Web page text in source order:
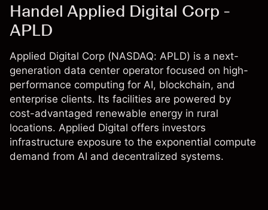
Handel Applied Digital Corp -
APLD
Applied Digital Corp (NASDAQ: APLD) is a next-
generation data center operator focused on high-
performance computing for AI, blockchain, and
enterprise clients. Its facilities are powered by
cost-advantaged renewable energy in rural
locations. Applied Digital offers investors
infrastructure exposure to the exponential compute
demand from AI and decentralized systems.